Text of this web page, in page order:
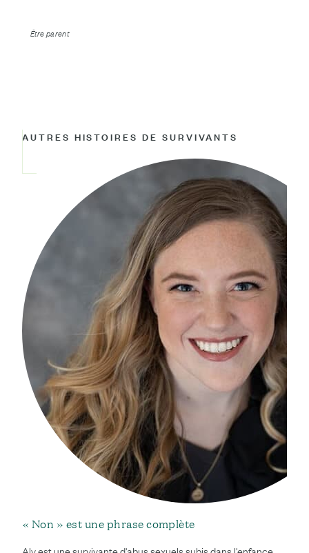
Être parent
AUTRES HISTOIRES DE SURVIVANTS
« Non » est une phrase complète